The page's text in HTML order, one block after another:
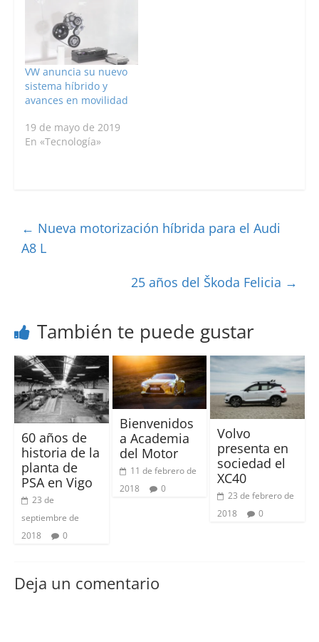
VW anuncia su nuevo
sistema híbrido y
avances en movilidad
19 de mayo de 2019
En «Tecnología»
← Nueva motorización híbrida para el Audi
A8 L
25 años del Škoda Felicia →
También te puede gustar
60 años de
historia de la
planta de
PSA en Vigo
23 de
septiembre de
2018
0
Bienvenidos
a Academia
del Motor
11 de febrero de
2018
0
Volvo
presenta en
sociedad el
XC40
23 de febrero de
2018
0
Deja un comentario